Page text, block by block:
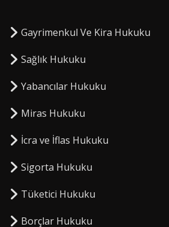
Gayrimenkul Ve Kira Hukuku
Sağlık Hukuku
Yabancılar Hukuku
Miras Hukuku
⁠İcra ve İflas Hukuku
Sigorta Hukuku
⁠Tüketici Hukuku
⁠Borçlar Hukuku